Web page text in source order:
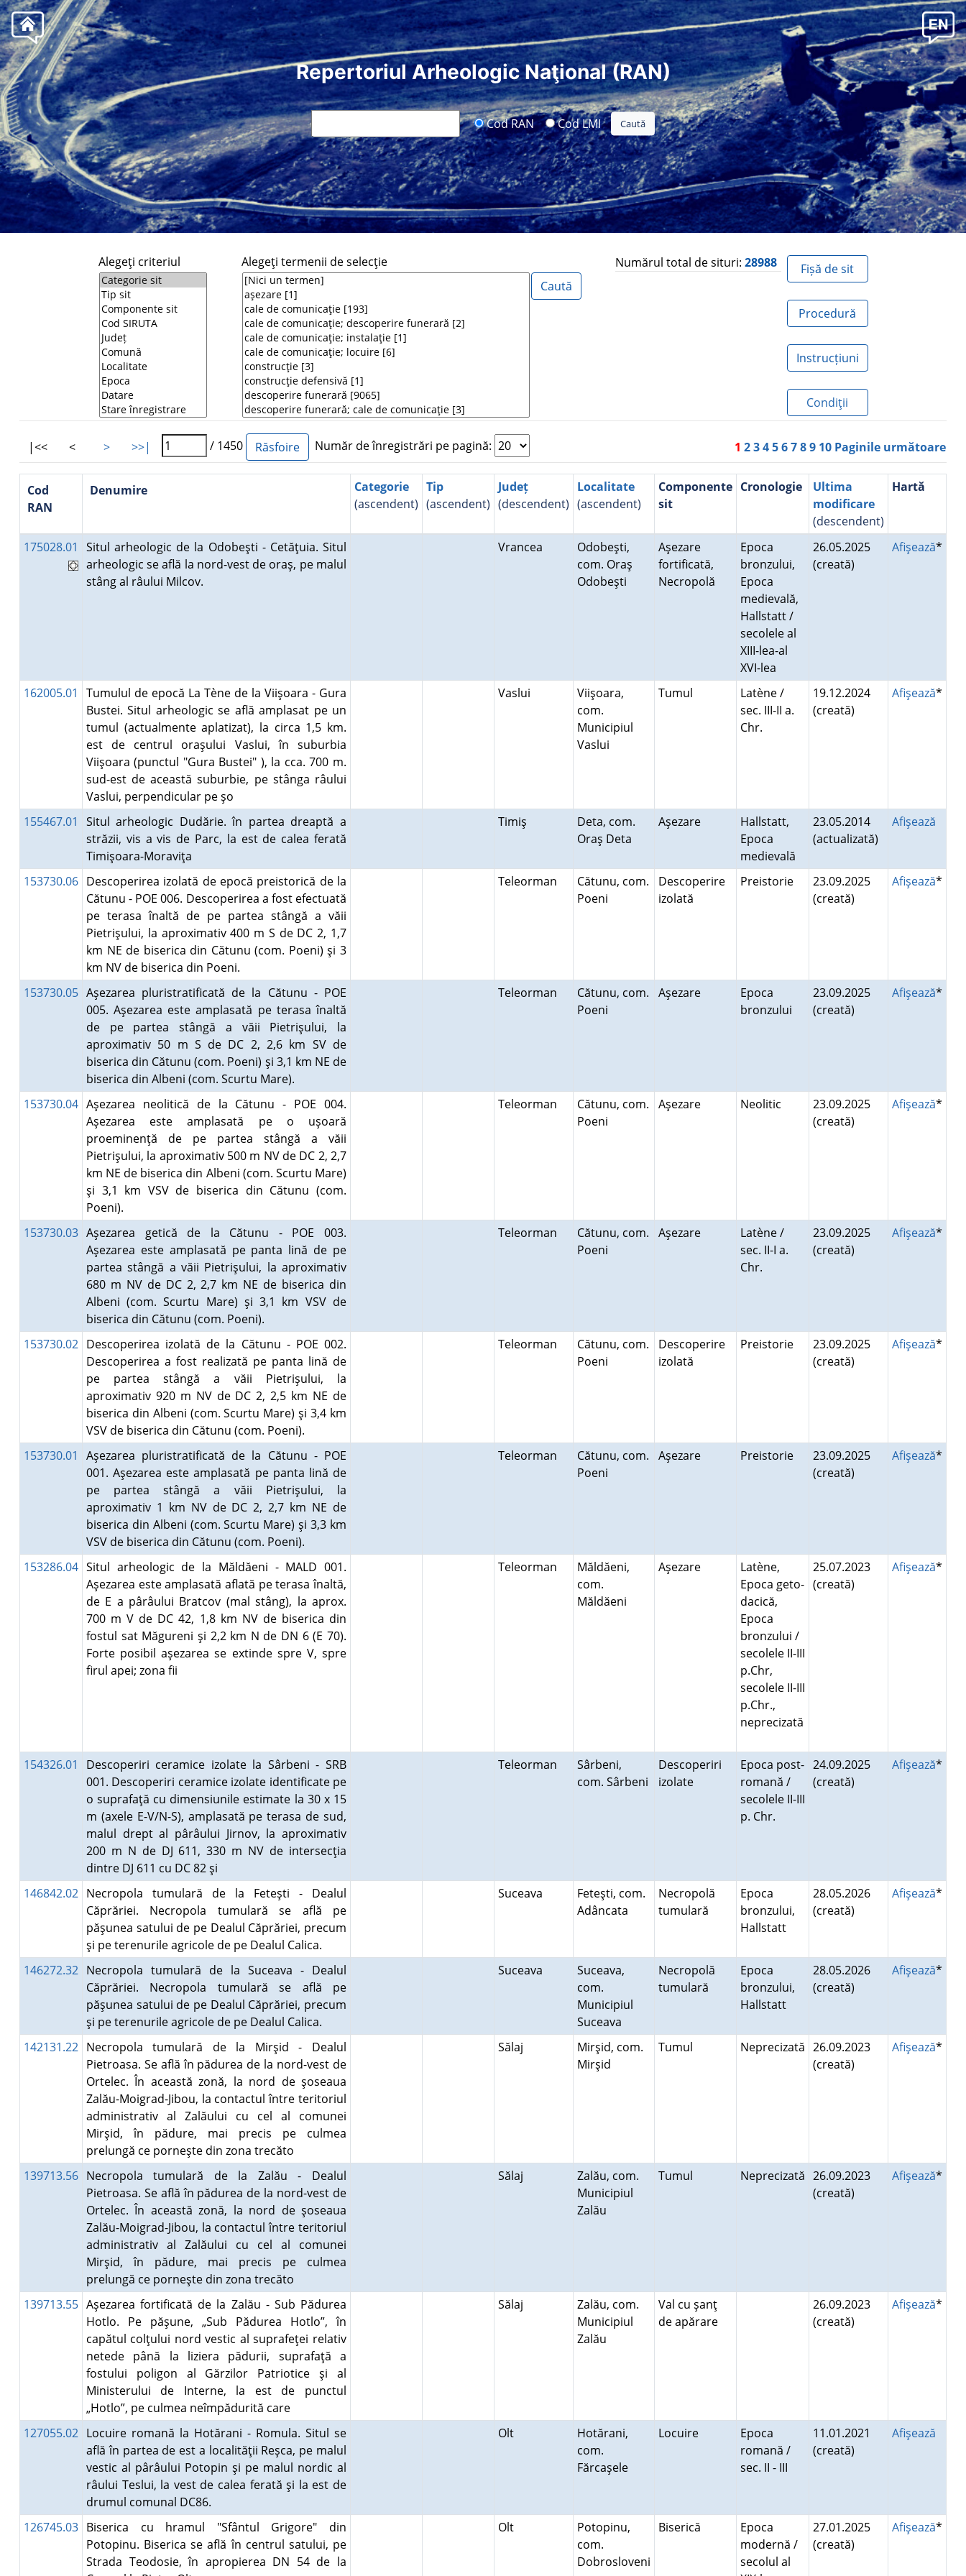
Repertoriul Arheologic Naţional (RAN)
Cod RAN Cod LMI
Alegeţi criteriul Alegeţi termenii de selecţie Numărul total de situri: 28988 Fișă de sit
Procedură
Instrucțiuni
Condiţii
|<< < > >>| / 1450 Număr de înregistrări pe pagină: 123456789 10 Paginile următoare
Cod
RAN
Denumire
Categorie
(ascendent)
Tip
(ascendent)
Județ
(descendent)
Localitate
(ascendent)
Componente
sit
Cronologie
Ultima
modificare
(descendent)
Hartă
175028.01
Situl arheologic de la Odobeşti - Cetăţuia. Situl
arheologic se află la nord-vest de oraş, pe malul
stâng al râului Milcov.
Vrancea
Odobeşti,
com. Oraş
Odobeşti
Aşezare
fortificată,
Necropolă
Epoca
bronzului,
Epoca
medievală,
Hallstatt /
secolele al
XIII-lea-al
XVI-lea
26.05.2025
(creată)
Afişează*
162005.01
Tumulul de epocă La Tène de la Viişoara - Gura
Bustei. Situl arheologic se află amplasat pe un
tumul (actualmente aplatizat), la circa 1,5 km.
est de centrul oraşului Vaslui, în suburbia
Viişoara (punctul "Gura Bustei" ), la cca. 700 m.
sud-est de această suburbie, pe stânga râului
Vaslui, perpendicular pe şo
Vaslui
Viişoara,
com.
Municipiul
Vaslui
Tumul
Latène /
sec. III-II a.
Chr.
19.12.2024
(creată)
Afişează*
155467.01
Situl arheologic Dudărie. în partea dreaptă a
străzii, vis a vis de Parc, la est de calea ferată
Timişoara-Moraviţa
Timiş
Deta, com.
Oraş Deta
Aşezare
Hallstatt,
Epoca
medievală
23.05.2014
(actualizată)
Afişează
153730.06 Descoperirea izolată de epocă preistorică de la
Cătunu - POE 006. Descoperirea a fost efectuată
pe terasa înaltă de pe partea stângă a văii
Pietrişului, la aproximativ 400 m S de DC 2, 1,7
km NE de biserica din Cătunu (com. Poeni) şi 3
km NV de biserica din Poeni.
Teleorman
Cătunu, com.
Poeni
Descoperire
izolată
Preistorie
23.09.2025
(creată)
Afişează*
153730.05 Aşezarea pluristratificată de la Cătunu - POE
005. Aşezarea este amplasată pe terasa înaltă
de pe partea stângă a văii Pietrişului, la
aproximativ 50 m S de DC 2, 2,6 km SV de
biserica din Cătunu (com. Poeni) şi 3,1 km NE de
biserica din Albeni (com. Scurtu Mare).
Teleorman
Cătunu, com.
Poeni
Aşezare
Epoca
bronzului
23.09.2025
(creată)
Afişează*
153730.04 Aşezarea neolitică de la Cătunu - POE 004.
Aşezarea este amplasată pe o uşoară
proeminenţă de pe partea stângă a văii
Pietrişului, la aproximativ 500 m NV de DC 2, 2,7
km NE de biserica din Albeni (com. Scurtu Mare)
şi 3,1 km VSV de biserica din Cătunu (com.
Poeni).
Teleorman
Cătunu, com.
Poeni
Aşezare Neolitic
23.09.2025
(creată)
Afişează*
153730.03 Aşezarea getică de la Cătunu - POE 003.
Aşezarea este amplasată pe panta lină de pe
partea stângă a văii Pietrişului, la aproximativ
680 m NV de DC 2, 2,7 km NE de biserica din
Albeni (com. Scurtu Mare) şi 3,1 km VSV de
biserica din Cătunu (com. Poeni).
Teleorman
Cătunu, com.
Poeni
Aşezare
Latène /
sec. II-I a.
Chr.
23.09.2025
(creată)
Afişează*
153730.02 Descoperirea izolată de la Cătunu - POE 002.
Descoperirea a fost realizată pe panta lină de
pe partea stângă a văii Pietrişului, la
aproximativ 920 m NV de DC 2, 2,5 km NE de
biserica din Albeni (com. Scurtu Mare) şi 3,4 km
VSV de biserica din Cătunu (com. Poeni).
Teleorman
Cătunu, com.
Poeni
Descoperire
izolată
Preistorie
23.09.2025
(creată)
Afişează*
153730.01
Aşezarea pluristratificată de la Cătunu - POE
001. Aşezarea este amplasată pe panta lină de
pe partea stângă a văii Pietrişului, la
aproximativ 1 km NV de DC 2, 2,7 km NE de
biserica din Albeni (com. Scurtu Mare) şi 3,3 km
VSV de biserica din Cătunu (com. Poeni).
Teleorman
Cătunu, com.
Poeni
Aşezare Preistorie
23.09.2025
(creată)
Afişează*
153286.04 Situl arheologic de la Măldăeni - MALD 001.
Aşezarea este amplasată aflată pe terasa înaltă,
de E a pârâului Bratcov (mal stâng), la aprox.
700 m V de DC 42, 1,8 km NV de biserica din
fostul sat Măgureni şi 2,2 km N de DN 6 (E 70).
Forte posibil aşezarea se extinde spre V, spre
firul apei; zona fii
Teleorman
Măldăeni,
com.
Măldăeni
Aşezare
Latène,
Epoca geto-
dacică,
Epoca
bronzului /
secolele II-III
p.Chr,
secolele II-III
p.Chr.,
neprecizată
25.07.2023
(creată)
Afişează*
154326.01
Descoperiri ceramice izolate la Sârbeni - SRB
001. Descoperiri ceramice izolate identificate pe
o suprafaţă cu dimensiunile estimate la 30 x 15
m (axele E-V/N-S), amplasată pe terasa de sud,
malul drept al pârâului Jirnov, la aproximativ
200 m N de DJ 611, 330 m NV de intersecţia
dintre DJ 611 cu DC 82 şi
Teleorman
Sârbeni,
com. Sârbeni
Descoperiri
izolate
Epoca post-
romană /
secolele II-III
p. Chr.
24.09.2025
(creată)
Afişează*
146842.02 Necropola tumulară de la Feteşti - Dealul
Căprăriei. Necropola tumulară se află pe
păşunea satului de pe Dealul Căprăriei, precum
şi pe terenurile agricole de pe Dealul Calica.
Suceava
Feteşti, com.
Adâncata
Necropolă
tumulară
Epoca
bronzului,
Hallstatt
28.05.2026
(creată)
Afişează*
146272.32 Necropola tumulară de la Suceava - Dealul
Căprăriei. Necropola tumulară se află pe
păşunea satului de pe Dealul Căprăriei, precum
şi pe terenurile agricole de pe Dealul Calica.
Suceava
Suceava,
com.
Municipiul
Suceava
Necropolă
tumulară
Epoca
bronzului,
Hallstatt
28.05.2026
(creată)
Afişează*
142131.22 Necropola tumulară de la Mirşid - Dealul
Pietroasa. Se află în pădurea de la nord-vest de
Ortelec. În această zonă, la nord de şoseaua
Zalău-Moigrad-Jibou, la contactul între teritoriul
administrativ al Zalăului cu cel al comunei
Mirşid, în pădure, mai precis pe culmea
prelungă ce porneşte din zona trecăto
Sălaj
Mirşid, com.
Mirşid
Tumul Neprecizată 26.09.2023
(creată)
Afişează*
139713.56 Necropola tumulară de la Zalău - Dealul
Pietroasa. Se află în pădurea de la nord-vest de
Ortelec. În această zonă, la nord de şoseaua
Zalău-Moigrad-Jibou, la contactul între teritoriul
administrativ al Zalăului cu cel al comunei
Mirşid, în pădure, mai precis pe culmea
prelungă ce porneşte din zona trecăto
Sălaj
Zalău, com.
Municipiul
Zalău
Tumul Neprecizată 26.09.2023
(creată)
Afişează*
139713.55 Aşezarea fortificată de la Zalău - Sub Pădurea
Hotlo. Pe păşune, „Sub Pădurea Hotlo”, în
capătul colţului nord vestic al suprafeţei relativ
netede până la liziera pădurii, suprafaţă a
fostului poligon al Gărzilor Patriotice şi al
Ministerului de Interne, la est de punctul
„Hotlo”, pe culmea neîmpădurită care
Sălaj
Zalău, com.
Municipiul
Zalău
Val cu şanţ
de apărare
26.09.2023
(creată)
Afişează*
127055.02 Locuire romană la Hotărani - Romula. Situl se
află în partea de est a localităţii Reşca, pe malul
vestic al pârâului Potopin şi pe malul nordic al
râului Teslui, la vest de calea ferată şi la est de
drumul comunal DC86.
Olt
Hotărani,
com.
Fărcaşele
Locuire
Epoca
romană /
sec. II - III
11.01.2021
(creată)
Afişează
126745.03 Biserica cu hramul "Sfântul Grigore" din
Potopinu. Biserica se află în centrul satului, pe
Strada Teodosie, în apropierea DN 54 de la
Olt
Potopinu,
com.
Dobrosloveni
Biserică
Epoca
modernă /
secolul al
27.01.2025
(creată)
Afişează*